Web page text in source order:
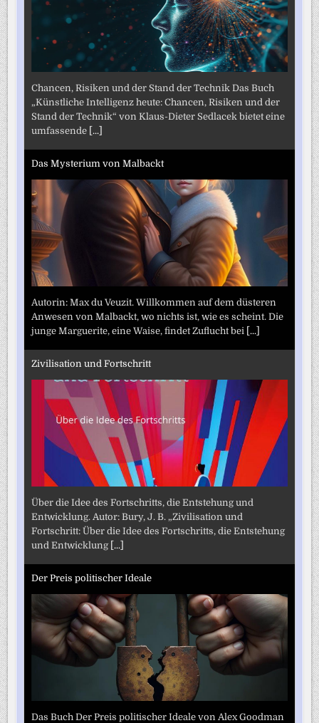
Chancen, Risiken und der Stand der Technik Das Buch
„Künstliche Intelligenz heute: Chancen, Risiken und der
Stand der Technik“ von Klaus-Dieter Sedlacek bietet eine
umfassende [...]
Das Mysterium von Malbackt
Autorin: Max du Veuzit. Willkommen auf dem düsteren
Anwesen von Malbackt, wo nichts ist, wie es scheint. Die
junge Marguerite, eine Waise, findet Zuflucht bei [...]
Zivilisation und Fortschritt
Über die Idee des Fortschritts, die Entstehung und
Entwicklung. Autor: Bury, J. B. „Zivilisation und
Fortschritt: Über die Idee des Fortschritts, die Entstehung
und Entwicklung [...]
Der Preis politischer Ideale
Das Buch Der Preis politischer Ideale von Alex Goodman